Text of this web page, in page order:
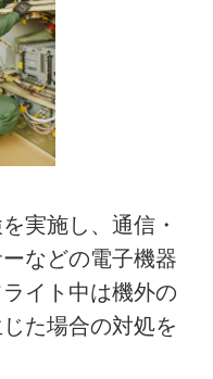
実施し、通信・
などの電子機器
イト中は機外の
た場合の対処を